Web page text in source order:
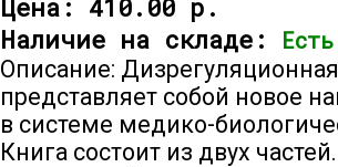
Цена: 410.00 р.
Наличие на складе:
Описание:
представляет собой новое
в системе медико-
Книга состоит из двух